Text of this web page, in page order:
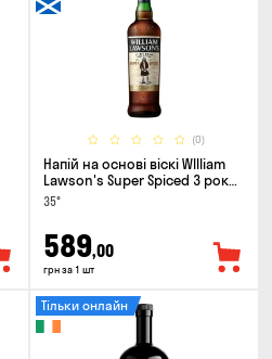
(0)
Напій на основі віскі WIlliam
Lawson's Super Spiced 3 роки
0.7л
35°
589,00
грн за 1 шт
Тільки онлайн